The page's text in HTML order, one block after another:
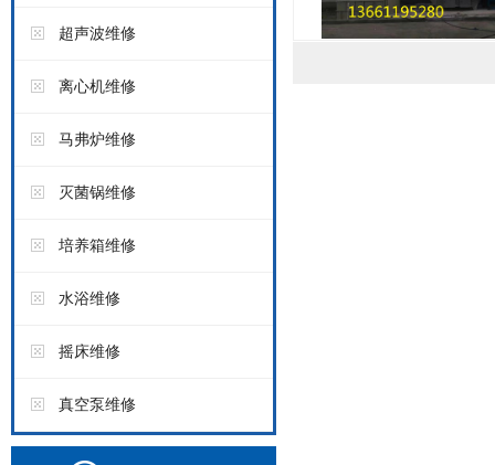
超声波维修
离心机维修
马弗炉维修
灭菌锅维修
培养箱维修
水浴维修
摇床维修
真空泵维修